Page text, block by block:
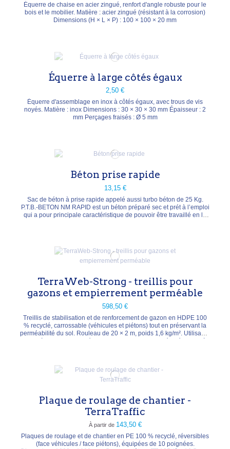
Équerre de chaise en acier zingué, renfort d'angle robuste pour le
bois et le mobilier. Matière : acier zingué (résistant à la corrosion)
Dimensions (H × L × P) : 100 × 100 × 20 mm
Équerre à large côtés égaux
2,50 €
Équerre d'assemblage en inox à côtés égaux, avec trous de vis
noyés. Matière : inox Dimensions : 30 × 30 × 30 mm Épaisseur : 2
mm Perçages fraisés : Ø 5 mm
Béton prise rapide
13,15 €
Sac de béton à prise rapide appelé aussi turbo béton de 25 Kg.
P.T.B.-BETON NM RAPID est un béton préparé sec et prét à l’emploi
qui a pour principale caractéristique de pouvoir être travaillé en le
TerraWeb-Strong - treillis pour
gazons et empierrement perméable
598,50 €
Treillis de stabilisation et de renforcement de gazon en HDPE 100
% recyclé, carrossable (véhicules et piétons) tout en préservant la
perméabilité du sol. Rouleau de 20 × 2 m, poids 1,6 kg/m². Utilisable
jusqu'à 5 % de pente, résistance au glissement améliorée jusqu'à
Plaque de roulage de chantier -
TerraTraffic
À partir de 143,50 €
Plaques de roulage et de chantier en PE 100 % recyclé, réversibles
(face véhicules / face piétons), équipées de 10 poignées.